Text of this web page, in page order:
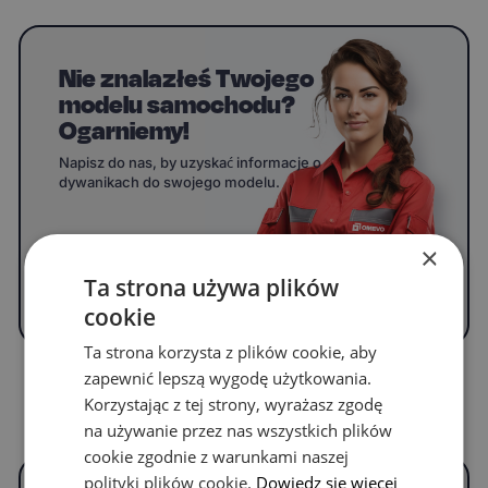
Nie znalazłeś Twojego
modelu samochodu?
Ogarniemy!
Napisz do nas, by uzyskać informacje o
dywanikach do swojego modelu.
WYPEŁNIJ FORMULARZ
Częste pytania
×
Ta strona używa plików
cookie
Ta strona korzysta z plików cookie, aby
zapewnić lepszą wygodę użytkowania.
Korzystając z tej strony, wyrażasz zgodę
na używanie przez nas wszystkich plików
cookie zgodnie z warunkami naszej
polityki plików cookie. Dowiedz się więcej